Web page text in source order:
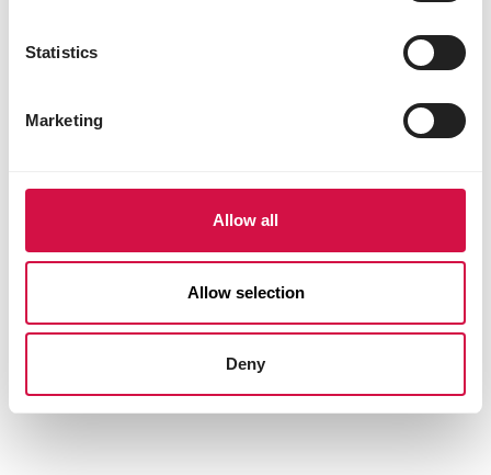
Statistics
Marketing
Allow all
Allow selection
Deny
PTÁCI CHOVANÍ V KLECÍCH A VOLIÉRÁCH
Jak rozpoznat a doplnit chybějící